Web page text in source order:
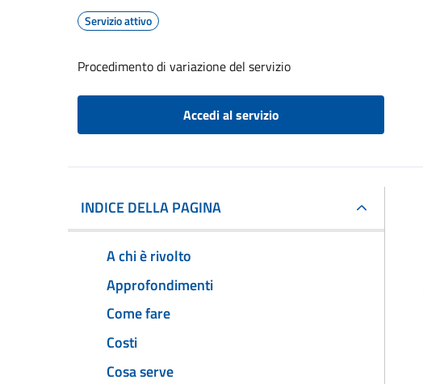
Servizio attivo
Procedimento di variazione del servizio
Accedi al servizio
INDICE DELLA PAGINA
A chi è rivolto
Approfondimenti
Come fare
Costi
Cosa serve